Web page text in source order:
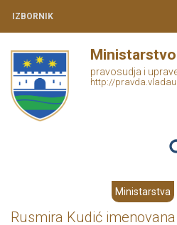
IZBORNIK
Ministarstvo
pravosudja i
http://
Ministarstva
Rusmira Kudić